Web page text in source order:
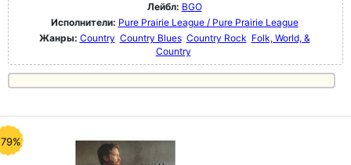
Лейбл: BGO
Исполнители: Pure Prairie League / Pure Prairie League
Жанры: Country Country Blues Country Rock Folk, World, &
Country